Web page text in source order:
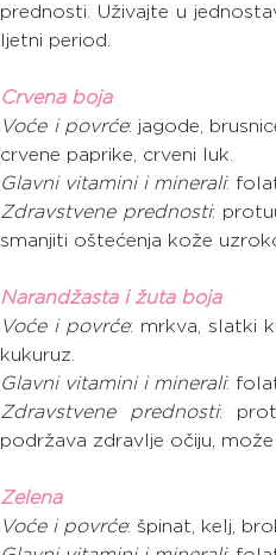
prednosti. Uživajte u
ljetni period.
Crvena boja
Voće i povrće: jagode,
crvene paprike, crveni luk.
Glavni vitamini i minerali:
Zdravstvene prednosti:
smanjiti oštećenja kože
Narandžasta i žuta boja
Voće i povrće: mrkva, slatki
kukuruz.
Glavni vitamini i minerali:
Zdravstvene prednosti:
podržava zdravlje očiju,
Zelena
Voće i povrće: špinat, kelj,